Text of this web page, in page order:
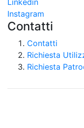
Instagram
Contatti
Contatti
Richiesta
Richiesta